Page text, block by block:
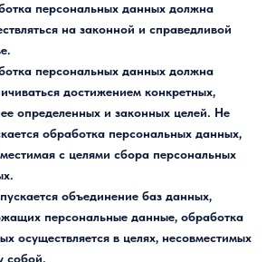
персональных данных должна
на законной и справедливой
персональных данных должна
достижением конкретных,
определенных и законных целей. Не
обработка персональных данных,
с целями сбора персональных
объединение баз данных,
персональные данные, обработка
осуществляется в целях, несовместимых
собой.